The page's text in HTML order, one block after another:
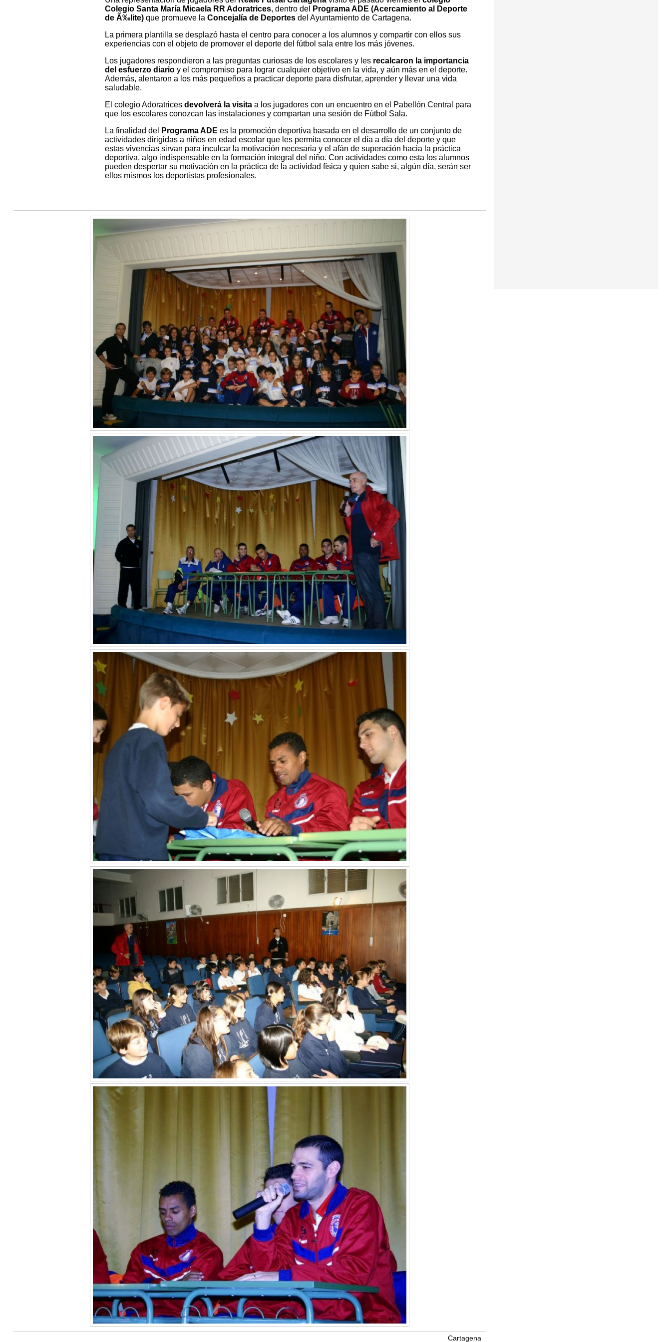
Colegio Santa María Micaela RR Adoratrices, dentro del
Programa ADE (Acercamiento al Deporte
de Ã‰lite)que promueve la Concejalía de Deportes del Ayuntamiento de Cartagena.
La primera plantilla se desplazó hasta el centro para conocer a los alumnos y compartir con ellos sus
experiencias con el objeto de promover el deporte del fútbol sala entre los más jóvenes.
Los jugadores respondieron a las preguntas curiosas de los escolares y les recalcaron la importancia
del esfuerzo diario y el compromiso para lograr cualquier objetivo en la vida, y aún más en el deporte.
Además, alentaron a los más pequeños a practicar deporte para disfrutar, aprender y llevar una vida
saludable.
El colegio Adoratrices devolverá la visitaa los jugadores con un encuentro en el Pabellón Central para
que los escolares conozcan las instalaciones y compartan una sesión de Fútbol Sala.
La finalidad del
Programa ADE es la promoción deportiva basada en el desarrollo de un conjunto de
actividades dirigidas a niños en edad escolar que les permita conocer el día a día del deporte y que
estas vivencias sirvan para inculcar la motivación necesaria y el afán de superación hacia la práctica
deportiva, algo indispensable en la formación integral del niño. Con actividades como esta los alumnos
pueden despertar su motivación en la práctica de la actividad física y quien sabe si, algún día, serán ser
ellos mismos los deportistas profesionales.
Cartagena